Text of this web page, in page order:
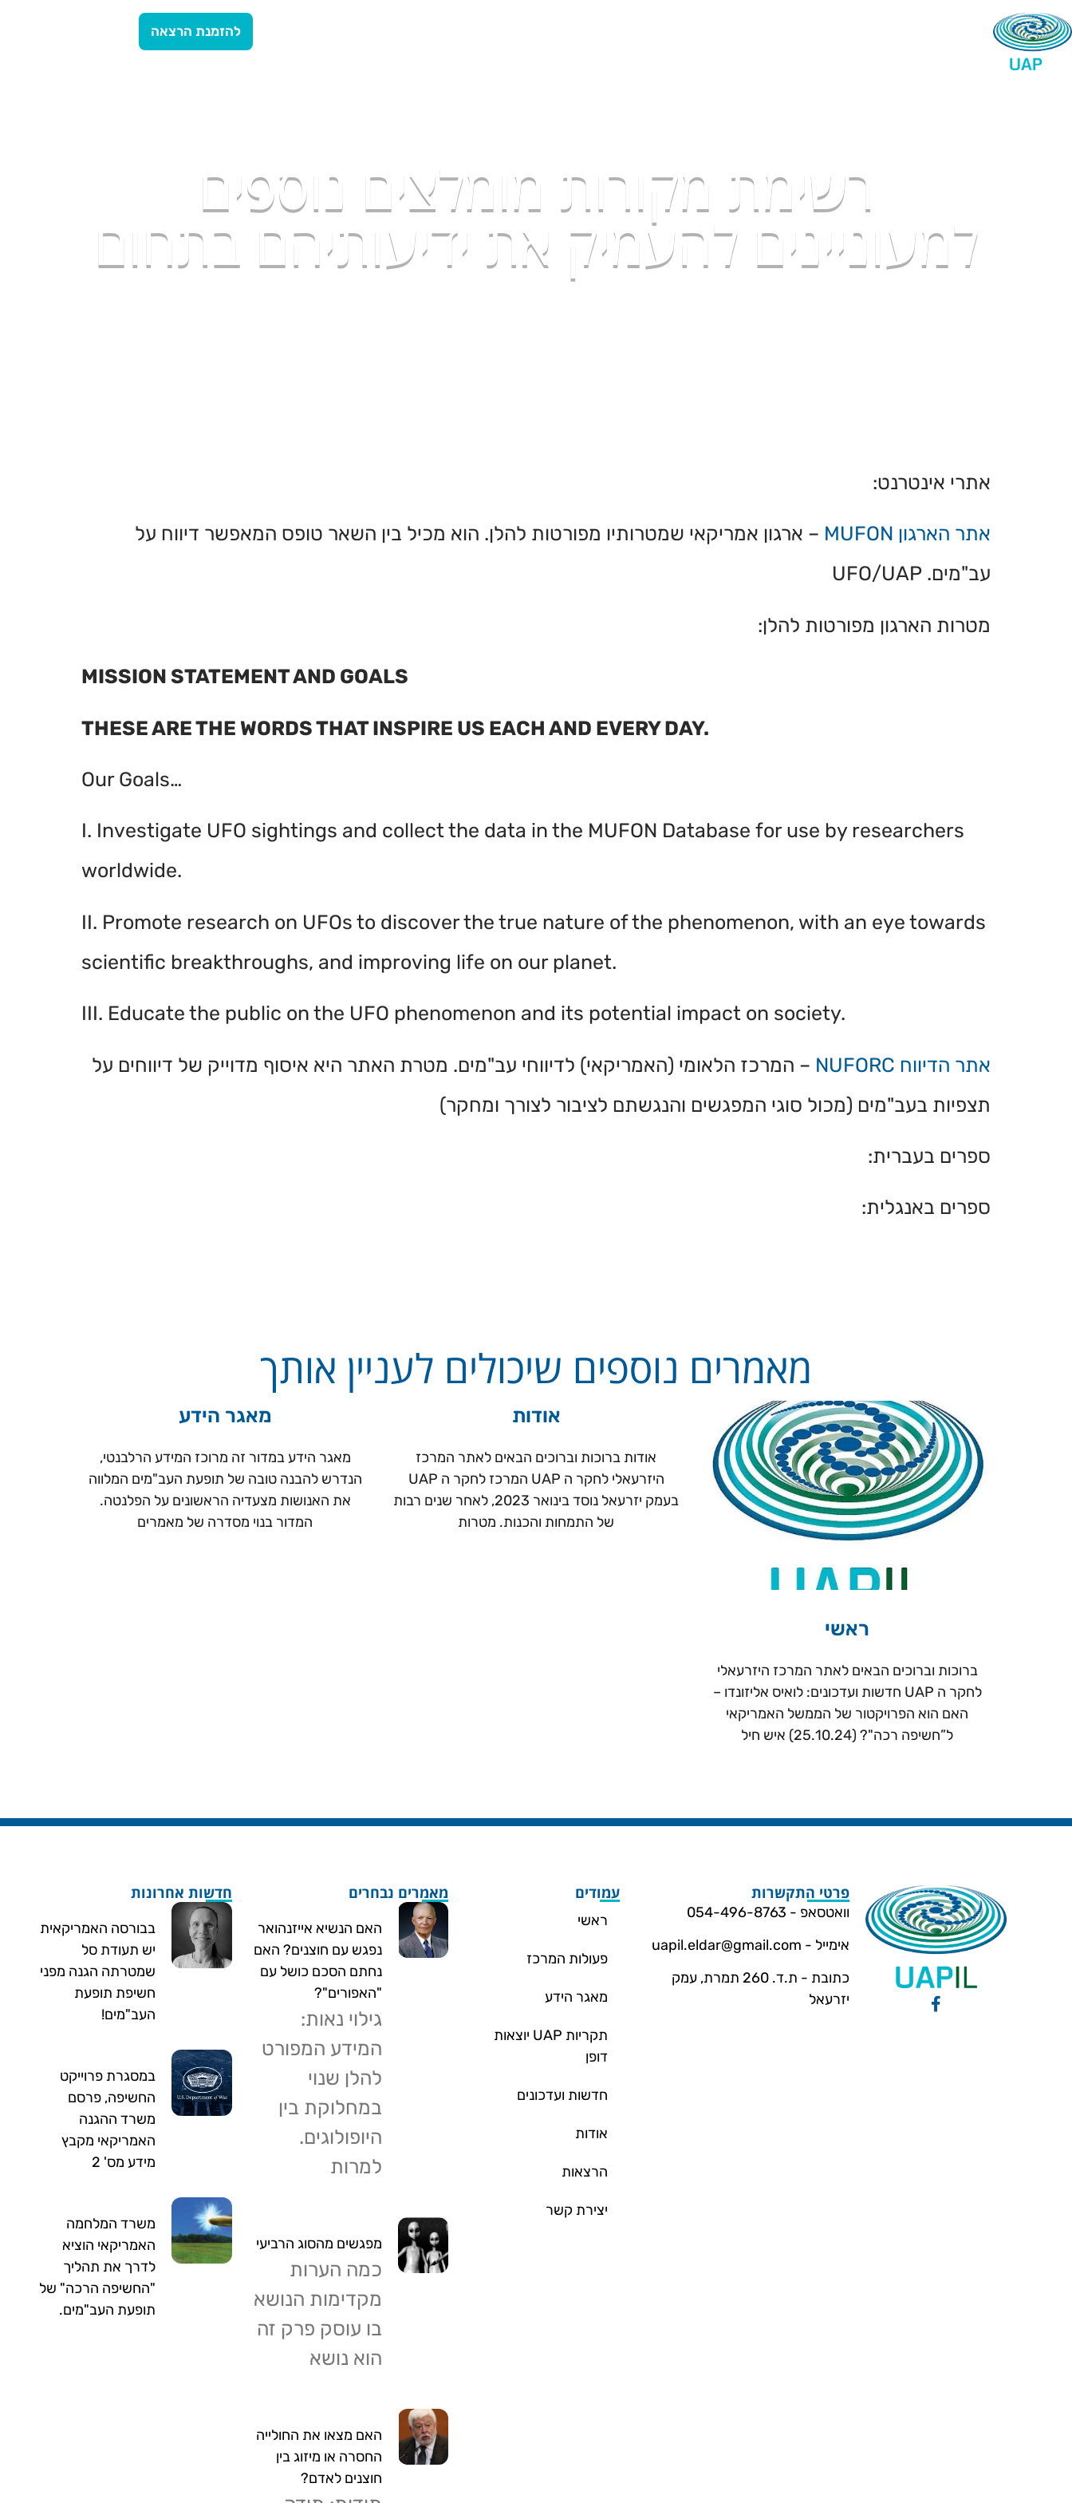
להזמנת הרצאה
רשימת מקורות מומלצים נוספים
למעוניינים להעמיק את ידיעותיהם בתחום
אתרי אינטרנט:
אתר הארגון MUFON
– ארגון אמריקאי שמטרותיו מפורטות להלן. הוא מכיל בין השאר טופס המאפשר דיווח על
עב"מים. UFO/UAP
:מטרות הארגון מפורטות להלן
MISSION STATEMENT AND GOALS
THESE ARE THE WORDS THAT INSPIRE US EACH AND EVERY DAY.
Our Goals…
I. Investigate UFO sightings and collect the data in the MUFON Database for use by researchers
worldwide.
II. Promote research on UFOs to discover the true nature of the phenomenon, with an eye towards
scientific breakthroughs, and improving life on our planet.
III. Educate the public on the UFO phenomenon and its potential impact on society.
אתר הדיווח NUFORC
– המרכז הלאומי (האמריקאי) לדיווחי עב"מים. מטרת האתר היא איסוף מדוייק של דיווחים על
תצפיות בעב"מים (מכול סוגי המפגשים והנגשתם לציבור לצורך ומחקר)
ספרים בעברית:
ספרים באנגלית:
מאמרים נוספים שיכולים לעניין אותך
ראשי
ברוכות וברוכים הבאים לאתר המרכז היזרעאלי
לחקר ה UAP חדשות ועדכונים: לואיס אליזונדו –
האם הוא הפרויקטור של הממשל האמריקאי
ל”חשיפה רכה"? (25.10.24) איש חיל
אודות
אודות ברוכות וברוכים הבאים לאתר המרכז
היזרעאלי לחקר ה UAP המרכז לחקר ה UAP
בעמק יזרעאל נוסד בינואר 2023, לאחר שנים רבות
של התמחות והכנות. מטרות
מאגר הידע
מאגר הידע במדור זה מרוכז המידע הרלבנטי,
הנדרש להבנה טובה של תופעת העב"מים המלווה
את האנושות מצעדיה הראשונים על הפלנטה.
המדור בנוי מסדרה של מאמרים
פרטי התקשרות
וואטסאפ - 054-496-8763
אימייל - uapil.eldar@gmail.com
כתובת - ת.ד. 260 תמרת, עמק
יזרעאל
עמודים
ראשי
פעולות המרכז
מאגר הידע
תקריות UAP יוצאות
דופן
חדשות ועדכונים
אודות
הרצאות
יצירת קשר
מאמרים נבחרים
האם הנשיא אייזנהואר
נפגש עם חוצנים? האם
נחתם הסכם כושל עם
"האפורים"?
גילוי נאות:
המידע המפורט
להלן שנוי
במחלוקת בין
היופולוגים.
למרות
מפגשים מהסוג הרביעי
כמה הערות
מקדימות הנושא
בו עוסק פרק זה
הוא נושא
האם מצאו את החולייה
החסרה או מיזוג בין
חוצנים לאדם?
חדשות אחרונות
בבורסה האמריקאית
יש תעודת סל
שמטרתה הגנה מפני
חשיפת תופעת
העב"מים!
במסגרת פרוייקט
החשיפה, פרסם
משרד ההגנה
האמריקאי מקבץ
מידע מס' 2
משרד המלחמה
האמריקאי הוציא
לדרך את תהליך
"החשיפה הרכה" של
תופעת העב"מים.